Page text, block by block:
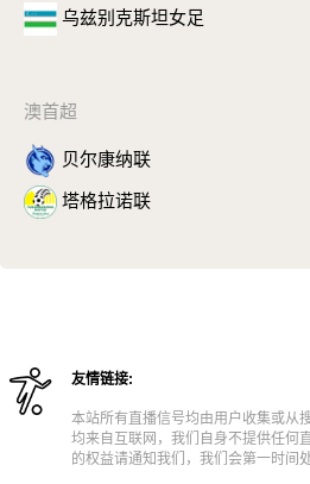
乌兹别克斯坦女足
澳首超
贝尔康纳联
塔格拉诺联
友情链接:
本站所有直播信号均由用户收集或从
均来自互联网，我们自身不提供任何
的权益请通知我们，我们会第一时间处